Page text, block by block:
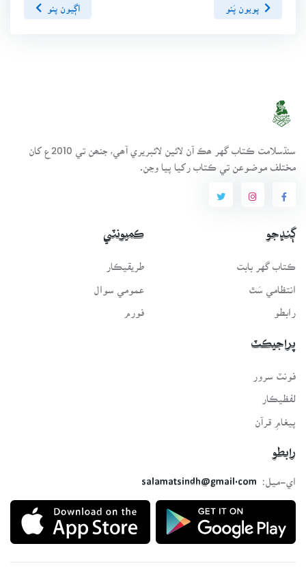
پويون پَنو اڳيون پنو
سنڌسلامت ڪتاب گهر ھڪ آن لائين لائبريري آھي، جنھن تي 2010ع کان
مختلف موضوعن تي ڪتاب رکيا پيا وڃن.
ڳنڍجو
ڪتاب گهر بابت
انتظامي سَٿ
رابطو
ڪميونٽي
طريقيڪار
عمومي سوال
فورم
پراجيڪٽ
لفظيڪار
پيغامِ قرآن
رابطو
اي-ميل:
salamatsindh@gmail.com